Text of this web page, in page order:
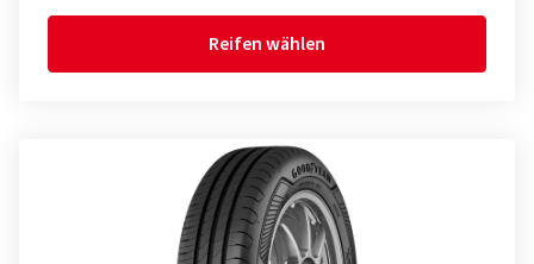
Reifen wählen